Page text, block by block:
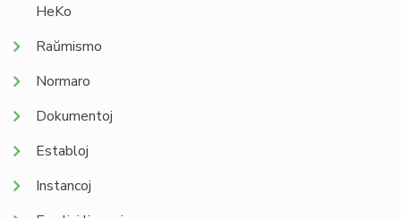
HeKo
Raŭmismo
Normaro
Dokumentoj
Establoj
Instancoj